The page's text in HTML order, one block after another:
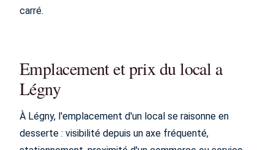
carré.
Emplacement et prix du local a
Légny
À Légny, l'emplacement d'un local se raisonne en
desserte : visibilité depuis un axe fréquenté,